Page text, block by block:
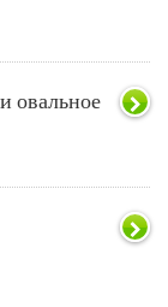
овальное